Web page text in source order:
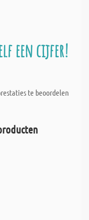
een cijfer!
te beoordelen